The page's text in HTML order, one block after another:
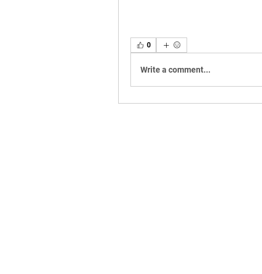
0
Write a comment...